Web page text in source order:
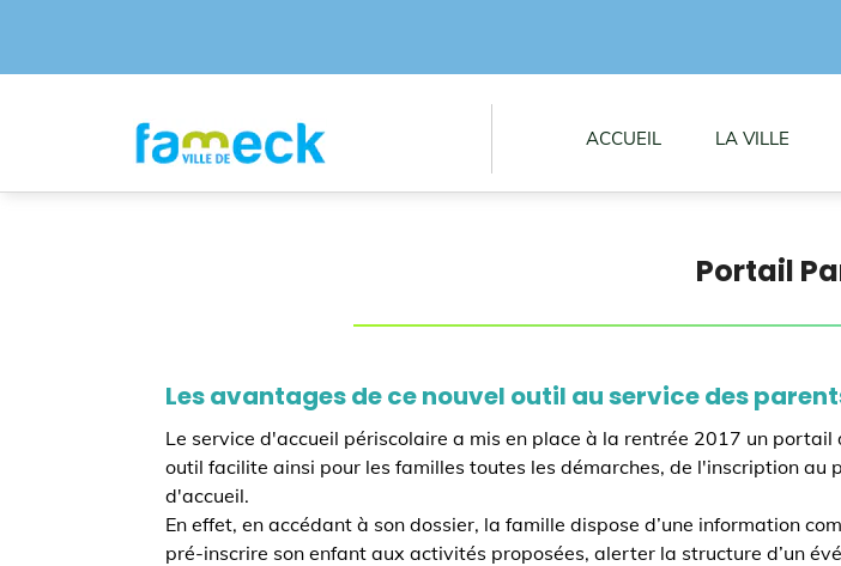
ACCUEIL LA VILLE
Portail
Les avantages de ce nouvel outil au service des
Le service d'accueil périscolaire a mis en place à la rentrée 2017 un
outil facilite ainsi pour les familles toutes les démarches, de l'inscription
d'accueil.
En effet, en accédant à son dossier, la famille dispose d’une information
pré-inscrire son enfant aux activités proposées, alerter la structure d’un